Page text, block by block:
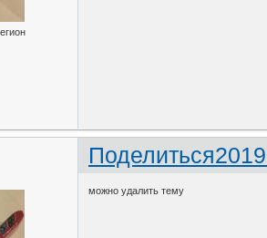
Поделиться
можно удалить тему